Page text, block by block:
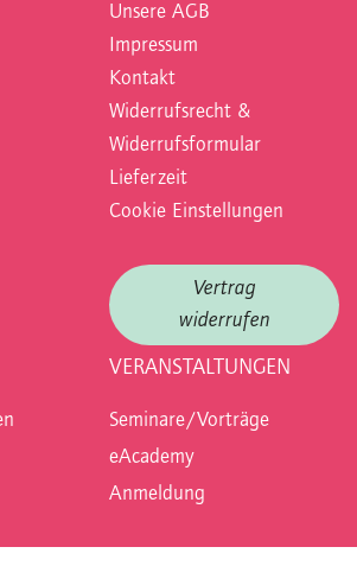
Unsere AGB
Impressum
Kontakt
Widerrufsrecht &
Widerrufsformular
Lieferzeit
Cookie Einstellungen
Vertrag
widerrufen
VERANSTALTUNGEN
Seminare/Vorträge
eAcademy
Anmeldung